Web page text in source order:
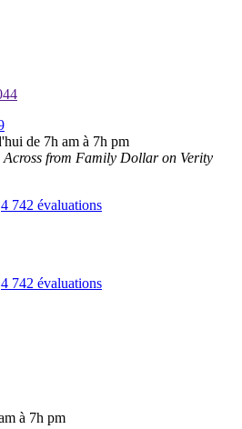
de 7h am à 7h pm
Across from Family Dollar on Verity
4 742 évaluations
4 742 évaluations
à 7h pm